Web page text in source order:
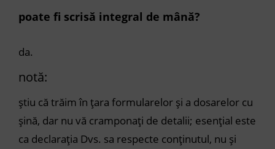
poate fi scrisă integral de mână?
da.
notă:
știu că trăim în țara formularelor și a dosarelor cu
șină, dar nu vă cramponați de detalii; esențial este
ca declarația Dvs. sa respecte conținutul, nu și